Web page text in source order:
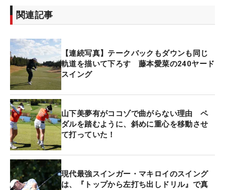
関連記事
【連続写真】テークバックもダウンも同じ
軌道を描いて下ろす 藤本愛菜の240ヤード
スイング
山下美夢有がココゾで曲がらない理由 ペ
ダルを踏むように、斜めに重心を移動させ
て打っていた！
現代最強スインガー・マキロイのスイング
は、『トップから左打ち出しドリル』で真